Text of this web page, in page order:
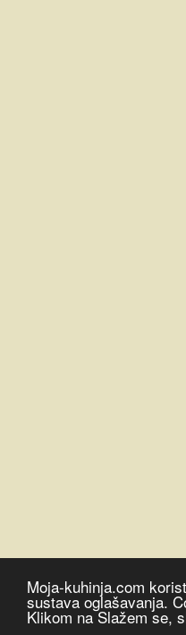
Moja-kuhinja.com
sustava oglašavanja.
Klikom na Slažem se,